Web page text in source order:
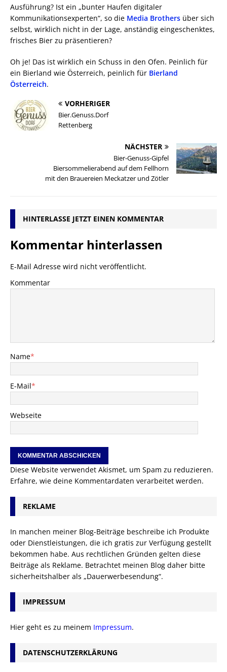
Ausführung? Ist ein „bunter Haufen digitaler
Kommunikationsexperten“, so die Media Brothers über sich
selbst, wirklich nicht in der Lage, anständig eingeschenktes,
frisches Bier zu präsentieren?
Oh je! Das ist wirklich ein Schuss in den Ofen. Peinlich für
ein Bierland wie Österreich, peinlich für Bierland
Österreich.
VORHERIGER
Bier.Genuss.Dorf
Rettenberg
NÄCHSTER
Bier-Genuss-Gipfel
Biersommelierabend auf dem Fellhorn
mit den Brauereien Meckatzer und Zötler
HINTERLASSE JETZT EINEN KOMMENTAR
Kommentar hinterlassen
E-Mail Adresse wird nicht veröffentlicht.
Kommentar
Name*
E-Mail*
Webseite
Diese Website verwendet Akismet, um Spam zu reduzieren.
Erfahre, wie deine Kommentardaten verarbeitet werden.
REKLAME
In manchen meiner Blog-Beiträge beschreibe ich Produkte
oder Dienstleistungen, die ich gratis zur Verfügung gestellt
bekommen habe. Aus rechtlichen Gründen gelten diese
Beiträge als Reklame. Betrachtet meinen Blog daher bitte
sicherheitshalber als „Dauerwerbesendung“.
IMPRESSUM
Hier geht es zu meinem Impressum.
DATENSCHUTZERKLÄRUNG